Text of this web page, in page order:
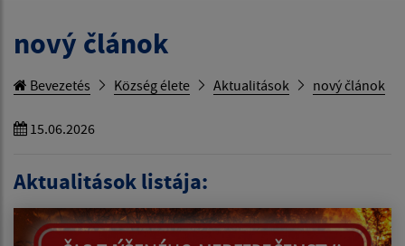
nový článok
Bevezetés Község élete Aktualitások nový článok
15.06.2026
Aktualitások listája: